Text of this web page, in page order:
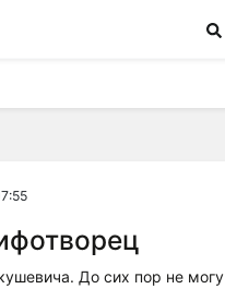
До сих пор не могу